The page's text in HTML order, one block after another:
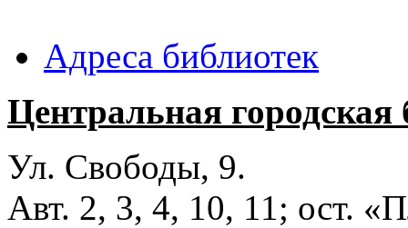
Адреса библиотек
Центральная
Ул. Свободы, 9.
Авт. 2, 3, 4, 10, 11; ост.